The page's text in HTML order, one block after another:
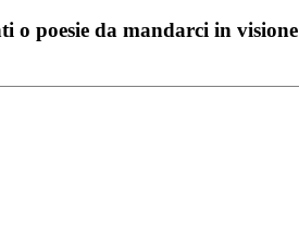
o poesie da mandarci in visione